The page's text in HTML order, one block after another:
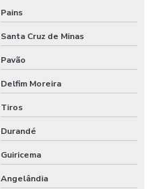
Pains
Santa Cruz de Minas
Pavão
Delfim Moreira
Tiros
Durandé
Guiricema
Angelândia